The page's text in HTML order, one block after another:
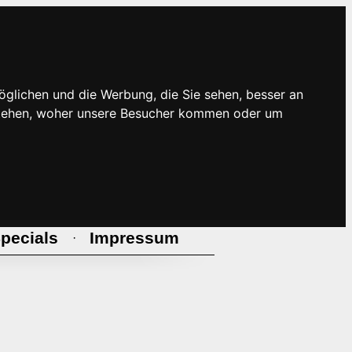
und die Werbung, die Sie sehen, besser an
woher unsere Besucher kommen oder um
· Impressum